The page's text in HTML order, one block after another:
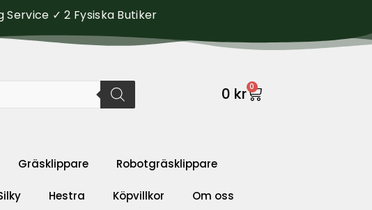
✓ 2 Fysiska Butiker
0 kr 0
Gräsklippare Robotgräsklippare
Hestra Köpvillkor Om oss